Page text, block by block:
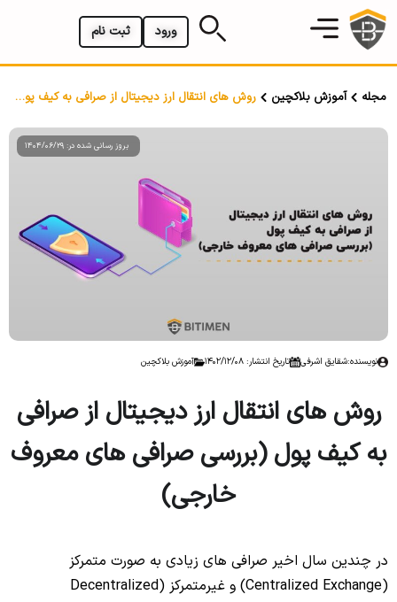
ثبت نام ورود
مجله آموزش بلاکچین روش های انتقال ارز دیجیتال از صرافی به کیف پول (بررسی صرافی های معروف خارجی)
بروز رسانی شده در: 1404/06/29
نویسنده:شقایق اشرفی تاریخ انتشار: 1402/12/08 آموزش بلاکچین
روش های انتقال ارز دیجیتال از صرافی
به کیف پول (بررسی صرافی های معروف
خارجی)
در چندین سال اخیر صرافی های زیادی به صورت متمرکز
(Centralized Exchange) و غیرمتمرکز (Decentralized